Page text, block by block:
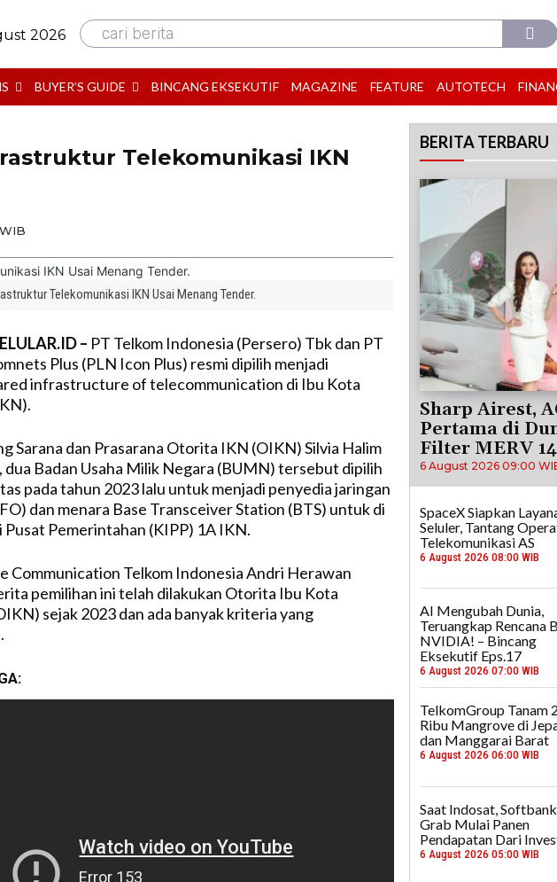
2026 cari berita
BUYER’S GUIDE BINCANG EKSEKUTIF MAGAZINE FEATURE AUTOTECH
Telekomunikasi IKN
Telekomunikasi IKN Usai Menang Tender.
– PT Telkom Indonesia (Persero) Tbk dan PT
Plus (PLN Icon Plus) resmi dipilih menjadi
infrastructure of telecommunication di Ibu Kota
Sarana dan Prasarana Otorita IKN (OIKN) Silvia Halim
dua Badan Usaha Milik Negara (BUMN) tersebut dipilih
pada tahun 2023 lalu untuk menjadi penyedia jaringan
dan menara Base Transceiver Station (BTS) untuk di
Pusat Pemerintahan (KIPP) 1A IKN.
Communication Telkom Indonesia Andri Herawan
pemilihan ini telah dilakukan Otorita Ibu Kota
sejak 2023 dan ada banyak kriteria yang
BERITA TERBARU
Sharp Airest,
Pertama di
Filter MERV 14
6 August 2026 09:00
SpaceX Siapkan
Seluler, Tantang
Telekomunikasi AS
6 August 2026 08:00 WIB
AI Mengubah Dunia,
Teruangkap Rencana
NVIDIA! – Bincang
Eksekutif Eps.17
6 August 2026 07:00 WIB
TelkomGroup Tanam
Ribu Mangrove di
dan Manggarai Barat
6 August 2026 06:00 WIB
Saat Indosat,
Grab Mulai Panen
Pendapatan Dari
6 August 2026 05:00 WIB